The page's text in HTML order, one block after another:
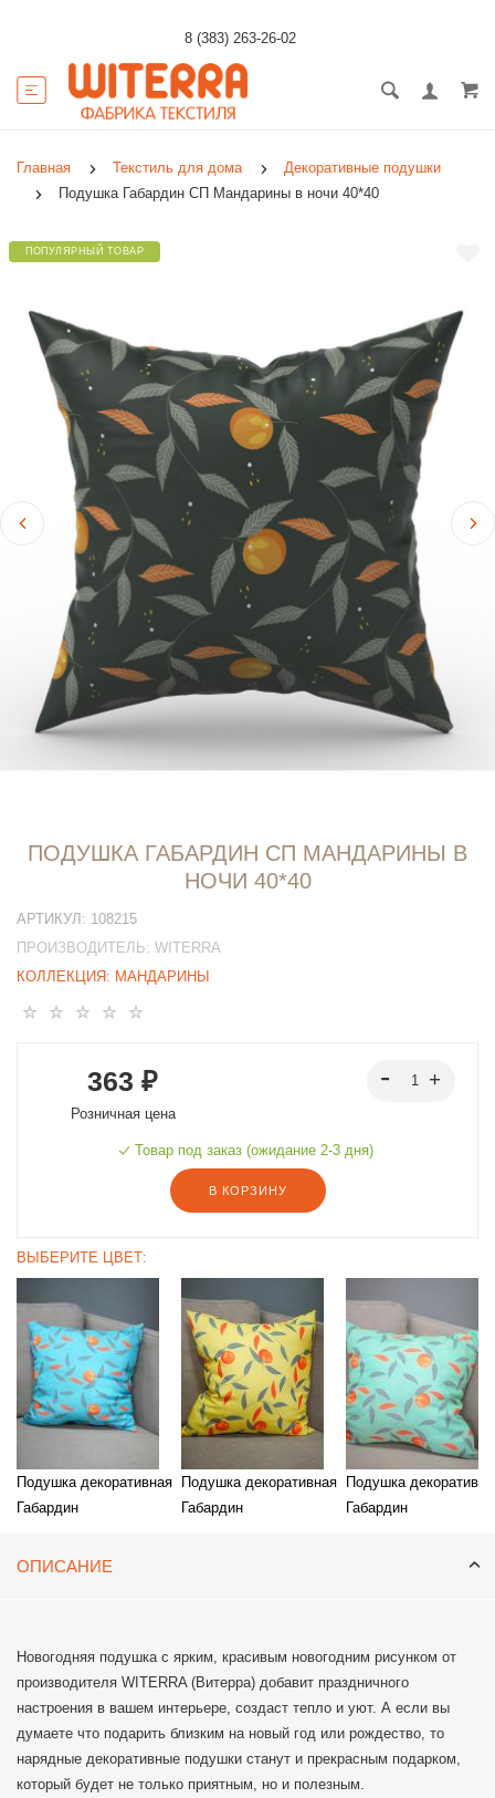
8 (383) 263-26-02
Главная Текстиль для дома
Декоративные подушки
Подушка Габардин СП Мандарины в ночи 40*40
ПОПУЛЯРНЫЙ ТОВАР
ПОДУШКА ГАБАРДИН СП МАНДАРИНЫ В
НОЧИ 40*40
АРТИКУЛ: 108215
ПРОИЗВОДИТЕЛЬ: WITERRA
КОЛЛЕКЦИЯ: МАНДАРИНЫ
363 ₽
Розничная цена
Товар под заказ (ожидание 2-3 дня)
В КОРЗИНУ
ВЫБЕРИТЕ ЦВЕТ:
Подушка декоративная
Габардин
Подушка декоративная
Габардин
Подушка
Габардин
ОПИСАНИЕ
Новогодняя подушка с ярким, красивым новогодним рисунком от
производителя WITERRA (Витерра) добавит праздничного
настроения в вашем интерьере, создаст тепло и уют. А если вы
думаете что подарить близким на новый год или рождество, то
нарядные декоративные подушки станут и прекрасным подарком,
который будет не только приятным, но и полезным.